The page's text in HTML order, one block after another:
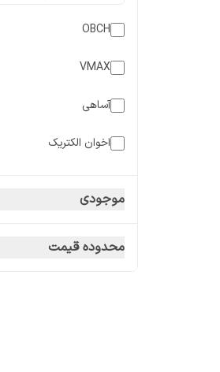
OBCH
VMAX
آساهی
اخوان الکتریک
ایران چسب
موجودی
محدوده قیمت